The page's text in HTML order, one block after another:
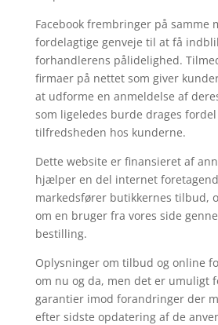
Facebook frembringer på samme
fordelagtige genveje til at få
forhandlerens pålidelighed.
firmaer på nettet som giver
at udforme en anmeldelse af
som ligeledes burde drages
tilfredsheden hos kunderne.
Dette website er finansieret af
hjælper en del internet
markedsfører butikkernes tilbud,
om en bruger fra vores side
bestilling.
Oplysninger om tilbud og online
om nu og da, men det er umuligt
garantier imod forandringer der
efter sidste opdatering af de